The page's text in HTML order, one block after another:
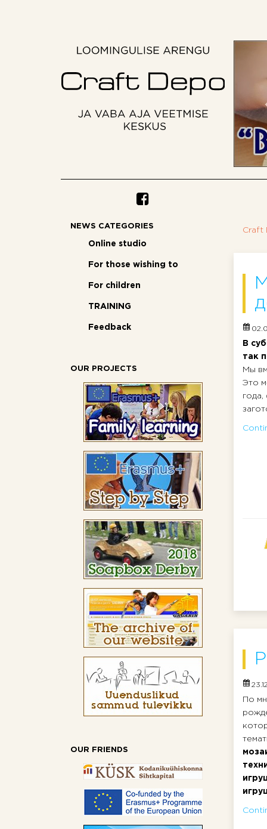
NEWS CATEGORIES
Online studio
For those wishing to
For children
TRAINING
Feedback
OUR PROJECTS
OUR FRIENDS
Craft
В
так
Мы
Это
По